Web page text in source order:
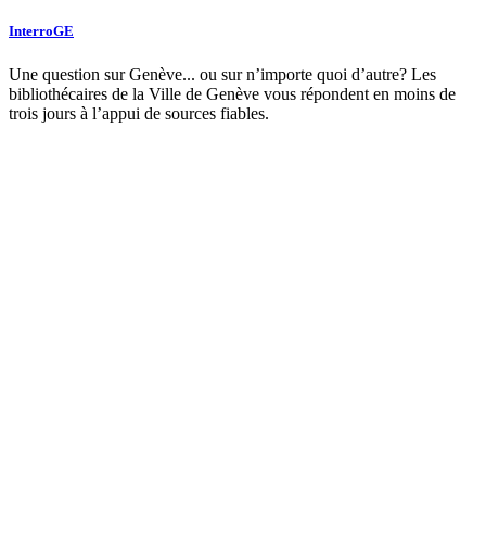
InterroGE
Une question sur Genève... ou sur n’importe quoi d’autre? Les
bibliothécaires de la Ville de Genève vous répondent en moins de
trois jours à l’appui de sources fiables.